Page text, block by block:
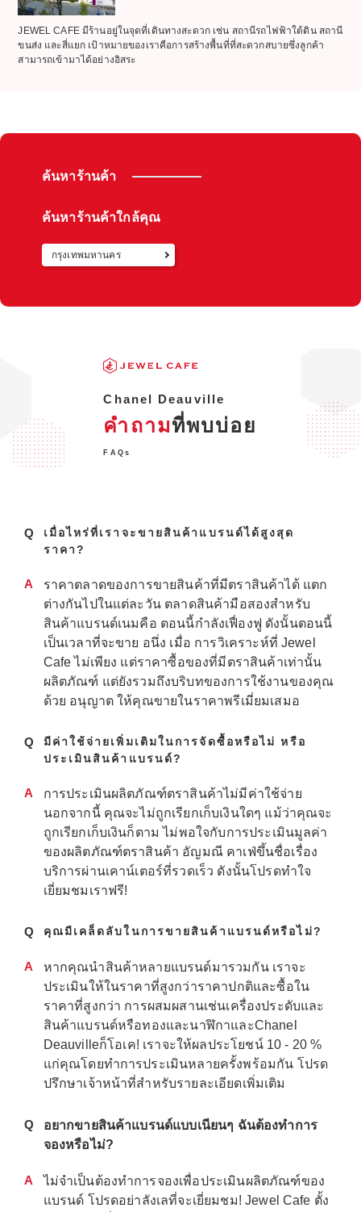
JEWEL CAFE มีร้านอยู่ในจุดที่เดินทางสะดวก เช่น สถานีรถไฟฟ้าใต้ดิน สถานี
ขนส่ง และสี่แยก เป้าหมายของเราคือการสร้างพื้นที่ที่สะดวกสบายซึ่งลูกค้า
สามารถเข้ามาได้อย่างอิสระ
ค้นหาร้านค้า
ค้นหาร้านค้าใกล้คุณ
กรุงเทพมหานคร
Chanel Deauville
คำถามที่พบบ่อย
FAQs
Q
เมื่อไหร่ที่เราจะขายสินค้าแบรนด์ได้สูงสุด
ราคา?
A
ราคาตลาดของการขายสินค้าที่มีตราสินค้าได้ แตก
ต่างกันไปในแต่ละวัน ตลาดสินค้ามือสองสำหรับ
สินค้าแบรนด์เนมคือ ตอนนี้กำลังเฟื่องฟู ดังนั้นตอนนี้
เป็นเวลาที่จะขาย อนึ่ง เมื่อ การวิเคราะห์ที่ Jewel
Cafe ไม่เพียง แต่ราคาซื้อของที่มีตราสินค้าเท่านั้น
ผลิตภัณฑ์ แต่ยังรวมถึงบริบทของการใช้งานของคุณ
ด้วย อนุญาต ให้คุณขายในราคาพรีเมี่ยมเสมอ
Q
มีค่าใช้จ่ายเพิ่มเติมในการจัดซื้อหรือไม่ หรือ
ประเมินสินค้าแบรนด์?
A
การประเมินผลิตภัณฑ์ตราสินค้าไม่มีค่าใช้จ่าย
นอกจากนี้ คุณจะไม่ถูกเรียกเก็บเงินใดๆ แม้ว่าคุณจะ
ถูกเรียกเก็บเงินก็ตาม ไม่พอใจกับการประเมินมูลค่า
ของผลิตภัณฑ์ตราสินค้า อัญมณี คาเฟ่ขึ้นชื่อเรื่อง
บริการผ่านเคาน์เตอร์ที่รวดเร็ว ดังนั้นโปรดทำใจ
เยี่ยมชมเราฟรี!
Q คุณมีเคล็ดลับในการขายสินค้าแบรนด์หรือไม่?
A
หากคุณนำสินค้าหลายแบรนด์มารวมกัน เราจะ
ประเมินให้ในราคาที่สูงกว่าราคาปกติและซื้อใน
ราคาที่สูงกว่า การผสมผสานเช่นเครื่องประดับและ
สินค้าแบรนด์หรือทองและนาฬิกาและChanel
Deauvilleก็โอเค! เราจะให้ผลประโยชน์ 10 - 20 %
แก่คุณโดยทำการประเมินหลายครั้งพร้อมกัน โปรด
ปรึกษาเจ้าหน้าที่สำหรับรายละเอียดเพิ่มเติม
Q
อยากขายสินค้าแบรนด์แบบเนียนๆ ฉันต้องทำการ
จองหรือไม่?
A
ไม่จำเป็นต้องทำการจองเพื่อประเมินผลิตภัณฑ์ของ
แบรนด์ โปรดอย่าลังเลที่จะเยี่ยมชม! Jewel Cafe ตั้ง